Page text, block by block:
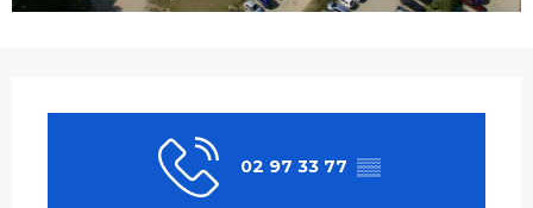
02 97 33 77 ▒▒